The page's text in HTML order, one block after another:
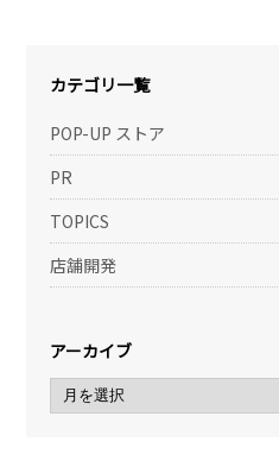
カテゴリ一覧
POP-UP ストア
PR
TOPICS
店舗開発
アーカイブ